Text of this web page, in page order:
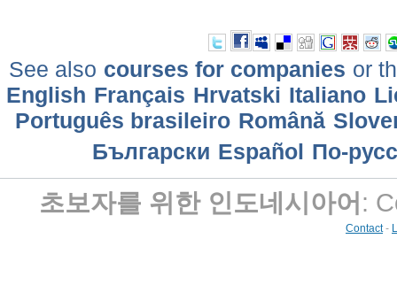
See also courses for companies or
English Français Hrvatski Italiano
Português brasileiro Română
Български Еspañol По-
초보자를 위한 인도네시아어 :
Contact-